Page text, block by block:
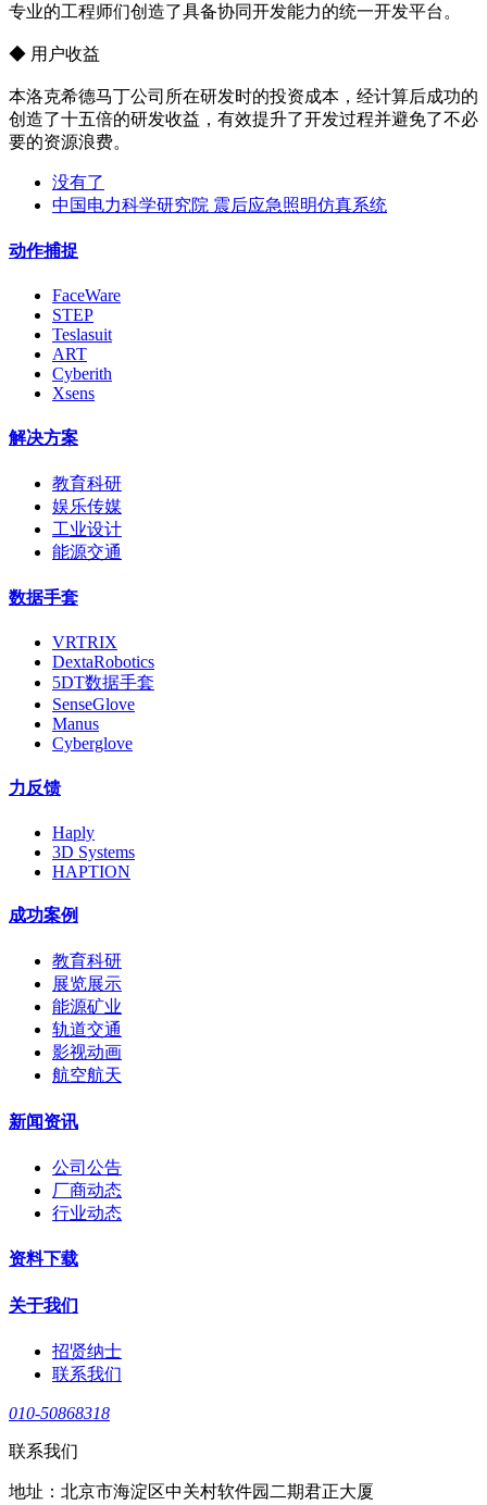
专业的工程师们创造了具备协同开发能力的统一开发平台。
◆ 用户收益
本洛克希德马丁公司所在研发时的投资成本，经计算后成功的
创造了十五倍的研发收益，有效提升了开发过程并避免了不必
要的资源浪费。
没有了
中国电力科学研究院 震后应急照明仿真系统
动作捕捉
FaceWare
STEP
Teslasuit
ART
Cyberith
Xsens
解决方案
教育科研
娱乐传媒
工业设计
能源交通
数据手套
VRTRIX
DextaRobotics
5DT数据手套
SenseGlove
Manus
Cyberglove
力反馈
Haply
3D Systems
HAPTION
成功案例
教育科研
展览展示
能源矿业
轨道交通
影视动画
航空航天
新闻资讯
公司公告
厂商动态
行业动态
资料下载
关于我们
招贤纳士
联系我们
010-50868318
联系我们
地址：北京市海淀区中关村软件园二期君正大厦